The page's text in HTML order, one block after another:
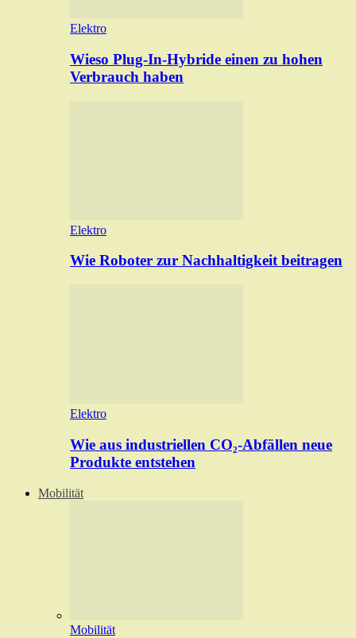
Elektro
Wieso Plug-In-Hybride einen zu hohen
Verbrauch haben
Elektro
Wie Roboter zur Nachhaltigkeit beitragen
Elektro
Wie aus industriellen CO₂-Abfällen neue
Produkte entstehen
Mobilität
Mobilität